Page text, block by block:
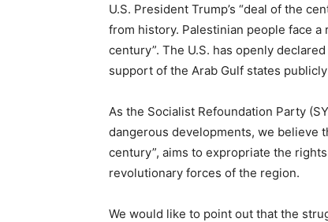
U.S. President Trump’s “deal of the
from history. Palestinian people face a
century”. The U.S. has openly
support of the Arab Gulf states
As the Socialist Refoundation Party
dangerous developments, we believe
century”, aims to expropriate the
revolutionary forces of the region.
We would like to point out that the